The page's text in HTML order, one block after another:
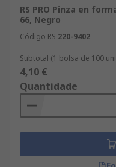
RS PRO Pinza en
66, Negro
Código RS 220-9402
Subtotal (1 bolsa de 100
4,10 €
Quantidade